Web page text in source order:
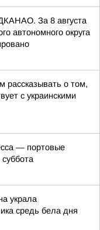
За 8 августа
автономного округа
о том,
с украинскими
— портовые
украла
средь бела дня